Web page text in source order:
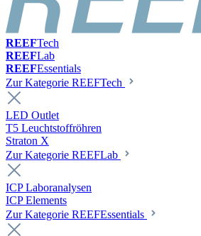
REEFTech
REEFLab
REEFEssentials
Zur Kategorie REEFTech
LED Outlet
T5 Leuchtstoffröhren
Straton X
Zur Kategorie REEFLab
ICP Laboranalysen
ICP Elements
Zur Kategorie REEFEssentials